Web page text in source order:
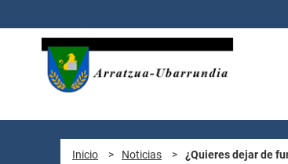
Inicio > Noticias > ¿Quieres dejar de